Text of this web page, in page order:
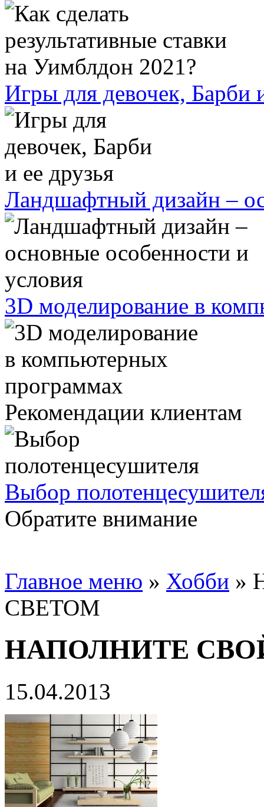
Игры для девочек, Барби
Ландшафтный дизайн –
3D моделирование в
Рекомендации клиентам
Выбор
Обратите внимание
Главное меню » Хобби »
СВЕТОМ
НАПОЛНИТЕ
15.04.2013